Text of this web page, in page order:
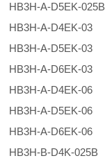
HB3H-A-D5EK-025B
HB3H-A-D4EK-03
HB3H-A-D5EK-03
HB3H-A-D6EK-03
HB3H-A-D4EK-06
HB3H-A-D5EK-06
HB3H-A-D6EK-06
HB3H-B-D4K-025B